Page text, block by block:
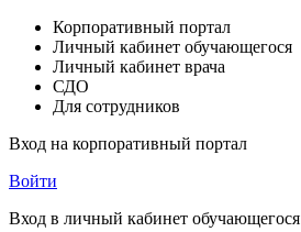
Корпоративный портал
Личный кабинет обучающегося
Личный кабинет врача
СДО
Для сотрудников
Вход на корпоративный портал
Войти
Вход в личный кабинет обучающегося